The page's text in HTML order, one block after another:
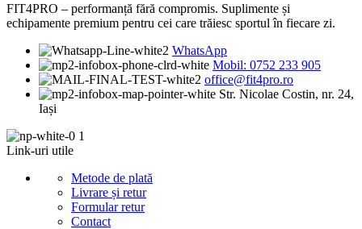
FIT4PRO – performanță fără compromis. Suplimente și
echipamente premium pentru cei care trăiesc sportul în fiecare zi.
WhatsApp
Mobil: 0752 233 905
office@fit4pro.ro
Str. Nicolae Costin, nr. 24,
Iași
Link-uri utile
Metode de plată
Livrare și retur
Formular retur
Contact